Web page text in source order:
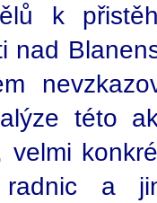
k
nad
této
velmi
radnic a